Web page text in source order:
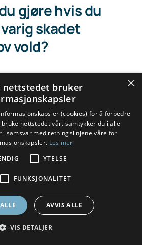
gjøre hvis du
skadet
vold?
mennesker som
den hjelp de trenger
skadet etter en
kan du ha rett til
behandler
erstatning, og
×
nettstedet bruker
(cookies) for å forbedre
bruke nettstedet vårt samtykker du i alle
i samsvar med retningslinjene våre for
Les mer
YTELSE
FUNKSJONALITET
AVVIS ALLE
VIS DETALJER